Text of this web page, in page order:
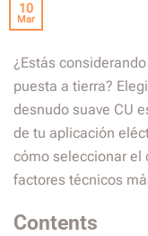
10
Mar
¿Estás
puesta a tierra?
desnudo suave CU
de tu aplicación
cómo seleccionar el
factores técnicos
Contents